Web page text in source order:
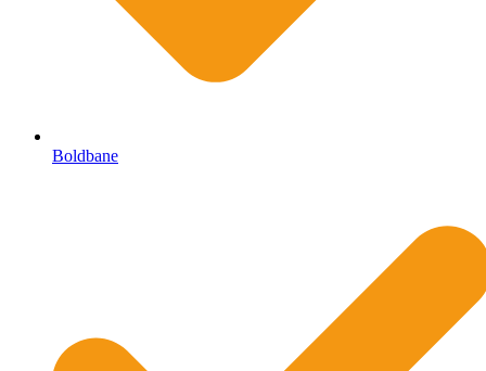
Boldbane